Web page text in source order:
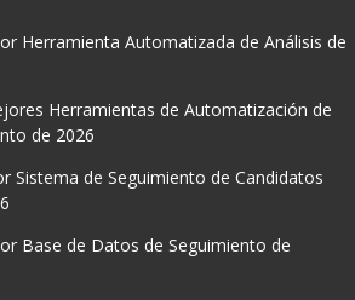
Herramienta Automatizada de Análisis de
Herramientas de Automatización de
de 2026
Sistema de Seguimiento de Candidatos
Base de Datos de Seguimiento de